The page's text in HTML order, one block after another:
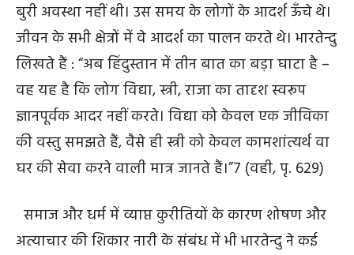
बुरी अवस्था नहीं थी। उस समय के लोगों के आदर्श ऊँचे थे।
जीवन के सभी क्षेत्रों में वे आदर्श का पालन करते थे। भारतेन्दु
लिखते हैं : “अब हिंदुस्तान में तीन बात का बड़ा घाटा है –
वह यह है कि लोग विद्या, स्त्री, राजा का तादृश स्वरूप
ज्ञानपूर्वक आदर नहीं करते। विद्या को केवल एक जीविका
की वस्तु समझते हैं, वैसे ही स्त्री को केवल कामशांत्यर्थ वा
घर की सेवा करने वाली मात्र जानते हैं।”7 (वही, पृ. 629)
समाज और धर्म में व्याप्त कुरीतियों के कारण शोषण और
अत्याचार की शिकार नारी के संबंध में भी भारतेन्दु ने कई